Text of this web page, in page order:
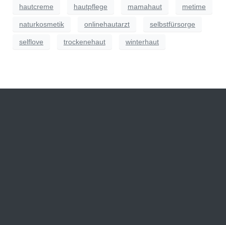
hautcreme hautpflege mamahaut metime
naturkosmetik onlinehautarzt selbstfürsorge
selflove trockenehaut winterhaut